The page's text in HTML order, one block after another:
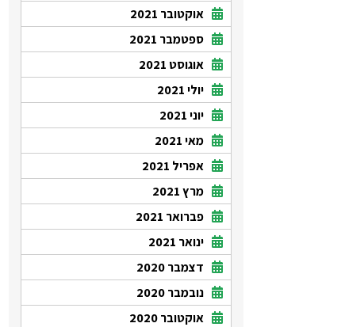
אוקטובר 2021
ספטמבר 2021
אוגוסט 2021
יולי 2021
יוני 2021
מאי 2021
אפריל 2021
מרץ 2021
פברואר 2021
ינואר 2021
דצמבר 2020
נובמבר 2020
אוקטובר 2020